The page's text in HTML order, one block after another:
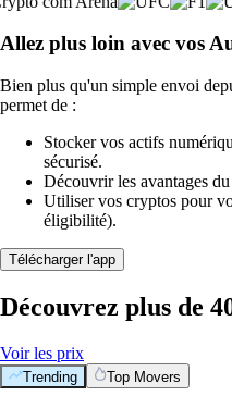
Allez plus loin avec vos
Bien plus qu'un simple envoi
permet de :
Stocker vos actifs
sécurisé.
Découvrir les avantages
Utiliser vos cryptos pour
éligibilité).
Télécharger l'app
Découvrez plus de
Voir les prix
Trending Top Movers